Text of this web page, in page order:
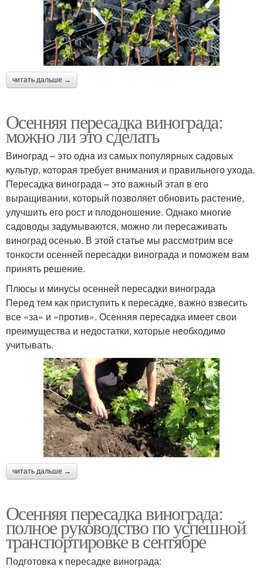
читать дальше →
Осенняя пересадка винограда:
можно ли это сделать
Виноград – это одна из самых популярных садовых
культур, которая требует внимания и правильного ухода.
Пересадка винограда – это важный этап в его
выращивании, который позволяет обновить растение,
улучшить его рост и плодоношение. Однако многие
садоводы задумываются, можно ли пересаживать
виноград осенью. В этой статье мы рассмотрим все
тонкости осенней пересадки винограда и поможем вам
принять решение.
Плюсы и минусы осенней пересадки винограда
Перед тем как приступить к пересадке, важно взвесить
все «за» и «против». Осенняя пересадка имеет свои
преимущества и недостатки, которые необходимо
учитывать.
читать дальше →
Осенняя пересадка винограда:
полное руководство по успешной
транспортировке в сентябре
Подготовка к пересадке винограда: